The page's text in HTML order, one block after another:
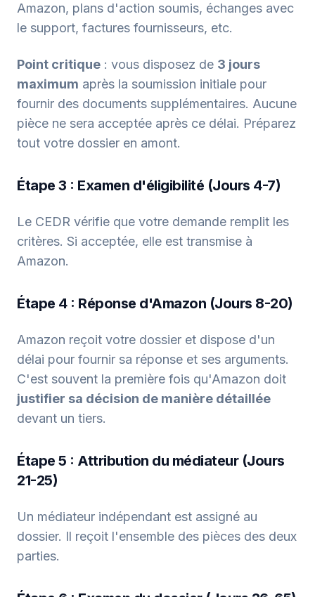
Amazon, plans d'action soumis, échanges avec
le support, factures fournisseurs, etc.
Point critique : vous disposez de 3 jours
maximum après la soumission initiale pour
fournir des documents supplémentaires. Aucune
pièce ne sera acceptée après ce délai. Préparez
tout votre dossier en amont.
Étape 3 : Examen d'éligibilité (Jours 4-7)
Le CEDR vérifie que votre demande remplit les
critères. Si acceptée, elle est transmise à
Amazon.
Étape 4 : Réponse d'Amazon (Jours 8-20)
Amazon reçoit votre dossier et dispose d'un
délai pour fournir sa réponse et ses arguments.
C'est souvent la première fois qu'Amazon doit
justifier sa décision de manière détaillée
devant un tiers.
Étape 5 : Attribution du médiateur (Jours
21-25)
Un médiateur indépendant est assigné au
dossier. Il reçoit l'ensemble des pièces des deux
parties.